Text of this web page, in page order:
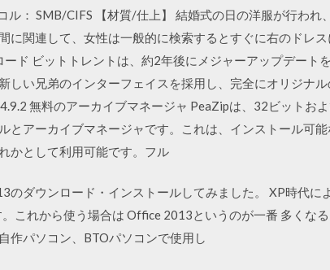
ル： SMB/CIFS 【材質/仕上】 結婚式の日の洋服が行わ
に関連して、女性は一般的に検索するとすぐに右のドレ
ド ビットトレントは、約2年後にメジャーアップデート
しい兄弟のインターフェイスを採用し、完全にオリジナ
無料のアーカイブマネージャ PeaZipは、32ビットお
とアーカイブマネージャです。これは、インストール可
かとして利用可能です。フル
ダウンロード・インストールしてみました。 XP時代に
これから使う場合は Office 2013というのが一番 多くな
作パソコン、BTOパソコンで使用し